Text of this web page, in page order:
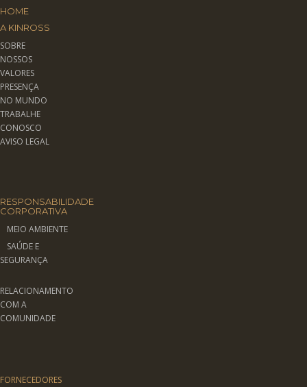
HOME
A KINROSS
SOBRE
NOSSOS
VALORES
PRESENÇA
NO MUNDO
TRABALHE
CONOSCO
AVISO LEGAL
RESPONSABILIDADE
CORPORATIVA
MEIO AMBIENTE
SAÚDE E
SEGURANÇA
RELACIONAMENTO
COM A
COMUNIDADE
FORNECEDORES